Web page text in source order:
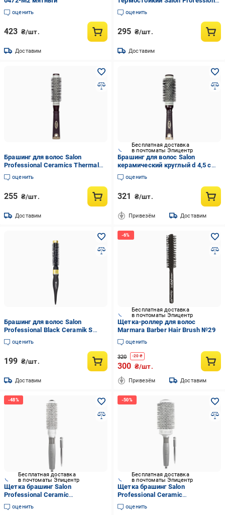
оценить
423 ₴/шт.
Доставим
Ceramic&Ionic 43 мм
оценить
295 ₴/шт.
Доставим
Брашинг для волос Salon
Professional Ceramics Thermal
9882 BTC керамическая
оценить
255 ₴/шт.
Доставим
Бесплатная доставка
в почтоматы Эпицентр
Брашинг для волос Salon
керамический круглый d 4,5 см
(9883 BTC)
оценить
321 ₴/шт.
Привезём Доставим
Брашинг для волос Salon
Professional Black Ceramik S
керамический антистатический
Ø 20 (23939569)
оценить
199 ₴/шт.
Доставим
Бесплатная доставка
в почтоматы Эпицентр
Щетка-роллер для волос
Marmara Barber Hair Brush №29
оценить
320 -20 ₴
300 ₴/шт.
Привезём Доставим
Бесплатная доставка
в почтоматы Эпицентр
Щетка брашинг Salon
Professional Ceramic
антистатическая термостойкая
33 мм (2749872840)
оценить
Бесплатная доставка
в почтоматы Эпицентр
Щетка брашинг Salon
Professional Ceramic
антистатическая термостойкая
43 мм (2749910006)
оценить